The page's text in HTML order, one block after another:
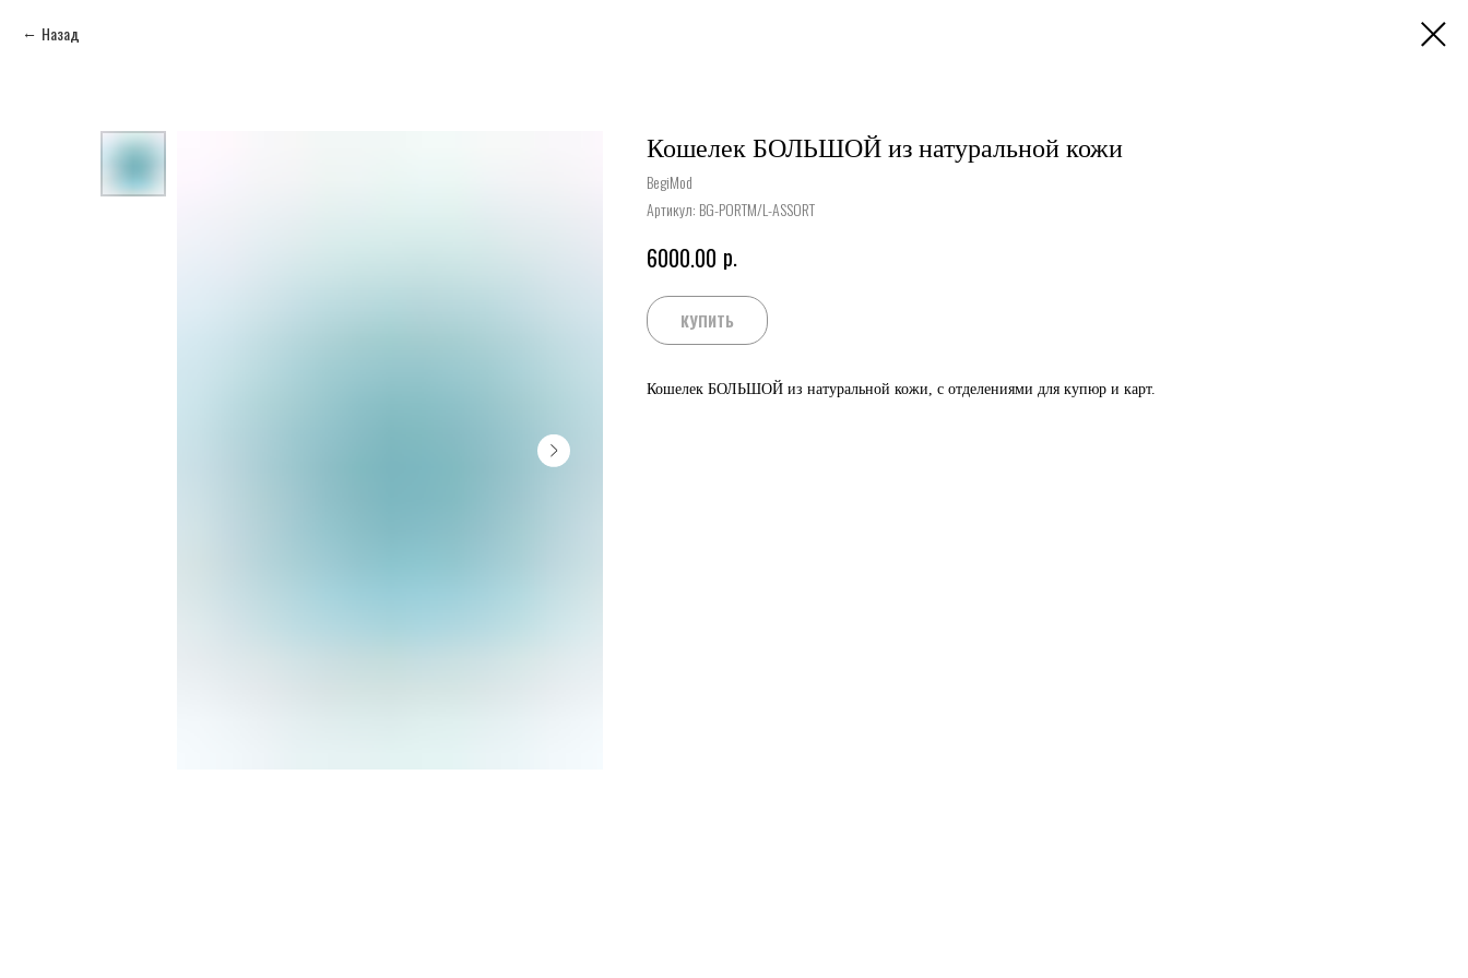
Назад
Кошелек БОЛЬШОЙ из натуральной кожи
BegiMod
Артикул: BG-PORTM/L-ASSORT
6000.00 р.
КУПИТЬ
Кошелек БОЛЬШОЙ из натуральной кожи, с отделениями для купюр и карт.